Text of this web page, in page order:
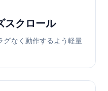
スクロール
グなく動作するよう軽量